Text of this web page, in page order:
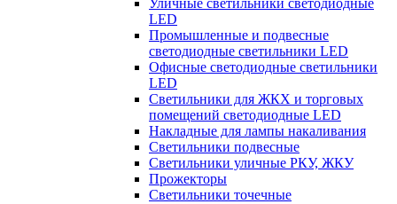
LED
Промышленные и подвесные
светодиодные светильники LED
Офисные светодиодные светильники
LED
Светильники для ЖКХ и торговых
помещений светодиодные LED
Накладные для лампы накаливания
Светильники подвесные
Светильники уличные РКУ, ЖКУ
Прожекторы
Cветильники точечные